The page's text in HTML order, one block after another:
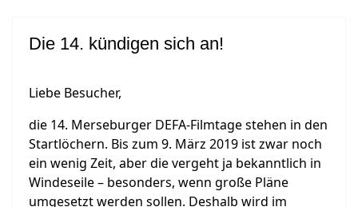
Die 14. kündigen sich an!
Liebe Besucher,
die 14. Merseburger DEFA-Filmtage stehen in den
Startlöchern. Bis zum 9. März 2019 ist zwar noch
ein wenig Zeit, aber die vergeht ja bekanntlich in
Windeseile – besonders, wenn große Pläne
umgesetzt werden sollen. Deshalb wird im